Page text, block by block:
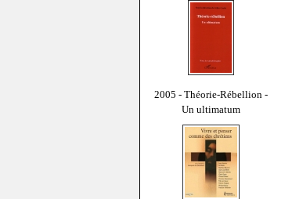
2005 - Théorie-Rébellion -
Un ultimatum